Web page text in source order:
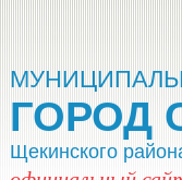
ГОРОД
Щекинского